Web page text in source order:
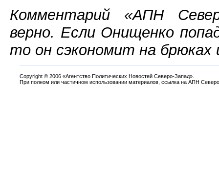
Комментарий «АПН
верно. Если Онищенко
то он сэкономит на брюках
Copyright © 2006 «Агентство Политических Новостей Северо-Запад».
При полном или частичном использовании материалов, ссылка на АПН